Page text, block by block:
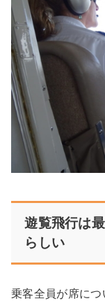
遊覧飛行は
らしい
乗客全員が席に